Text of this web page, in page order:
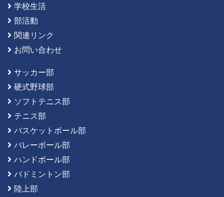
学校生活
部活動
関連リンク
お問い合わせ
サッカー部
硬式野球部
ソフトテニス部
テニス部
バスケットボール部
バレーボール部
ハンドボール部
バドミントン部
陸上部